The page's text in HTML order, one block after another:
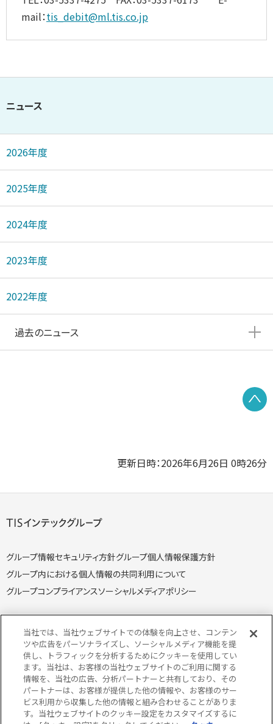
mail：tis_debit@ml.tis.co.jp
ニュース
2026年度
2025年度
2024年度
2023年度
2022年度
過去のニュース
更新日時：2026年6月26日 0時26分
グループ情報セキュリティ方針グループ個人情報保護方針
グループ内における個人情報の共同利用について
グループコンプライアンスソーシャルメディアポリシー
個人情報保護方針個人情報の取り扱いについて
クッキー（Cookie）ポリシー情報セキュリティ方針
特定個人情報取り扱い方針特定個人情報の取り扱いについて
当サイトのご利用にあたってサイトマップ
当社では、当社ウェブサイトでの体験を向上させ、コンテン
ツや広告をパーソナライズし、ソーシャルメディア機能を提
供し、トラフィックを分析するためにクッキーを使用してい
ます。当社は、お客様の当社ウェブサイトのご利用に関する
情報を、当社の広告、分析パートナーと共有しており、その
パートナーは、お客様が提供した他の情報や、お客様のサー
ビス利用から収集した他の情報と組み合わせることがありま
す。当社ウェブサイトのクッキー設定をカスタマイズするに